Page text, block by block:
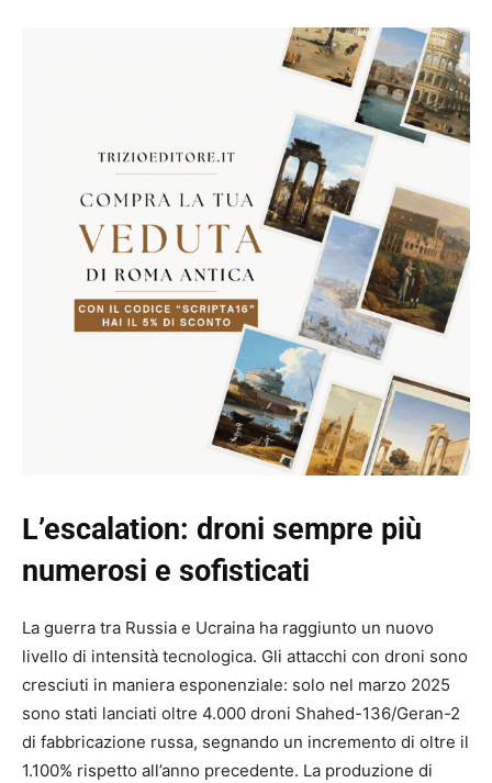
L’escalation: droni sempre più
numerosi e sofisticati
La guerra tra Russia e Ucraina ha raggiunto un nuovo
livello di intensità tecnologica. Gli attacchi con droni sono
cresciuti in maniera esponenziale: solo nel marzo 2025
sono stati lanciati oltre 4.000 droni Shahed-136/Geran-2
di fabbricazione russa, segnando un incremento di oltre il
1.100% rispetto all’anno precedente. La produzione di